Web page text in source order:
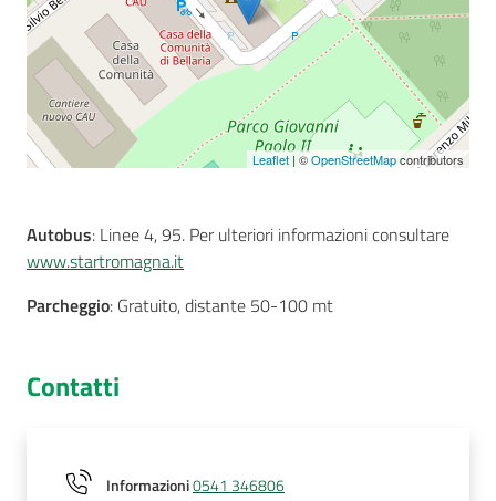
Leaflet | ©OpenStreetMapcontributors
Autobus: Linee 4, 95. Per ulteriori informazioni consultare
www.startromagna.it
Parcheggio: Gratuito, distante 50-100 mt
Contatti
Informazioni0541 346806